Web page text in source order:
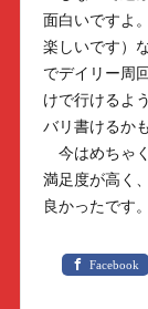
面白いですよ
楽しいです）
でデイリー周
けで行けるよ
バリ書けるか
今はめちゃ
満足度が高く
良かったです。
Facebook